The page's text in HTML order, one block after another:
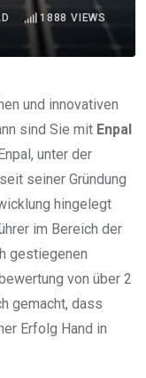
1888 VIEWS
und innovativen
sind Sie mit Enpal
unter der
seiner Gründung
hingelegt
im Bereich der
gestiegenen
von über 2
gemacht, dass
Erfolg Hand in